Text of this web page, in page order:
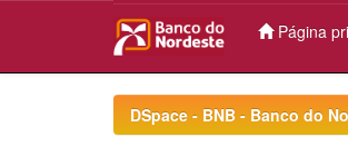
Página
DSpace - BNB - Banco do